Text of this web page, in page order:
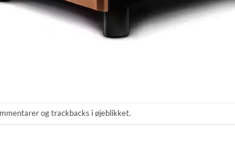
og trackbacks i øjeblikket.